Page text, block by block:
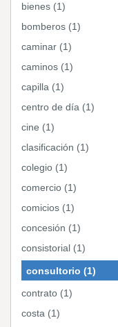
bienes (1)
bomberos (1)
caminar (1)
caminos (1)
capilla (1)
centro de día (1)
cine (1)
clasificación (1)
colegio (1)
comercio (1)
comicios (1)
concesión (1)
consistorial (1)
consultorio (1)
contrato (1)
costa (1)